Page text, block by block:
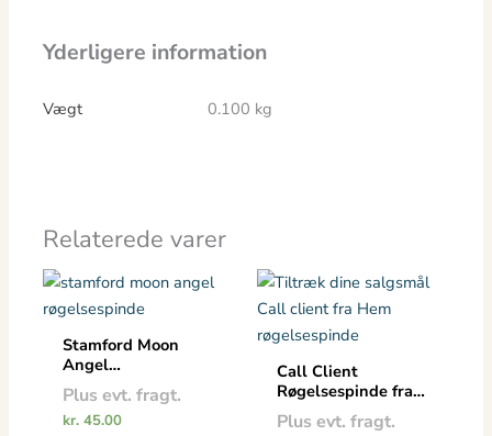
Yderligere information
Vægt 0.100 kg
Relaterede varer
Stamford Moon
Angel
røgelsespinde
Plus evt. fragt.
kr.45.00
Call Client
Røgelsespinde fra
HEM 8 stk. pakke
Plus evt. fragt.